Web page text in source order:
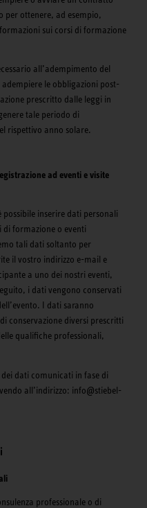
per ottenere, ad esempio,
sui corsi di formazione
all’adempimento del
le obbligazioni post-
prescritto dalle leggi in
tale periodo di
rispettivo anno solare.
ad eventi e visite
inserire dati personali
formazione o eventi
tali dati soltanto per
il vostro indirizzo e-mail e
a uno dei nostri eventi,
i dati vengono conservati
I dati saranno
conservazione diversi prescritti
qualifiche professionali,
dati comunicati in fase di
all’indirizzo: info@stiebel-
professionale o di